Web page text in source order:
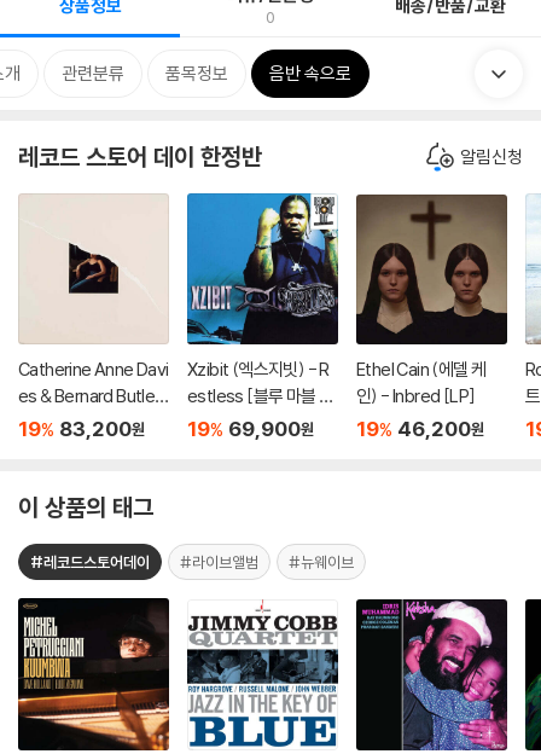
상품정보 0 배송/반품/교환
개 관련분류 품목정보 음반 속으로
레코드 스토어 데이 한정반 알림신청
Catherine Anne Davi
es & Bernard Butler
(캐서린 앤 데이비스 &
gs [7인치 Vinyl + 골
19% 83,200원
Xzibit (엑스지빗) - R
estless [블루 마블 컬
러 2LP]
19% 69,900원
Ethel Cain (에델 케
인) - Inbred [LP]
19% 46,200원
이 상품의 태그
#레코드스토어데이 #라이브앨범 #뉴웨이브